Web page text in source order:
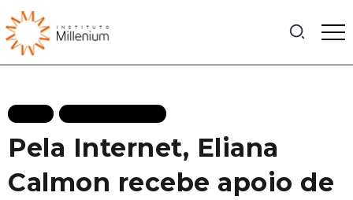
Pela Internet, Eliana
Calmon recebe apoio de